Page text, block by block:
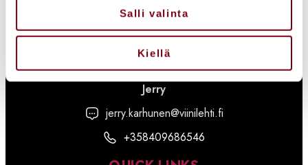
Salli valinta
Kiellä
OSASTOVARAUKSET:
Jerry
jerry.karhunen@viinilehti.fi
+358409686546